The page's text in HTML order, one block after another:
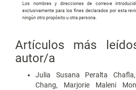
Los nombres y direcciones de correo-e
exclusivamente para los fines declarados por esta
ningún otro propósito u otra persona.
Artículos más
autor/a
Julia Susana Peralta
Chang, Marjorie Maleni